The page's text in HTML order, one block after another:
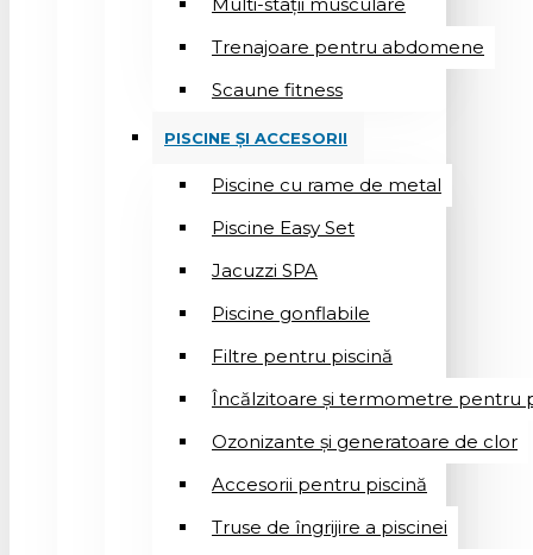
Trenajoare pentru abdomene
Scaune fitness
PISCINE ȘI ACCESORII
Piscine cu rame de metal
Piscine Easy Set
Jacuzzi SPA
Piscine gonflabile
Filtre pentru piscină
Încălzitoare și termometre pentru
Ozonizante și generatoare de clor
Accesorii pentru piscină
Truse de îngrijire a piscinei